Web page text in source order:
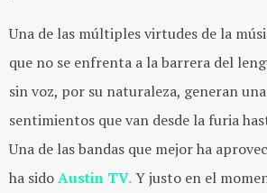
Una de las múltiples virtudes de la
que no se enfrenta a la barrera del
sin voz, por su naturaleza, generan
sentimientos que van desde la furia
Una de las bandas que mejor ha
ha sidoAustin TV.Y justo en el